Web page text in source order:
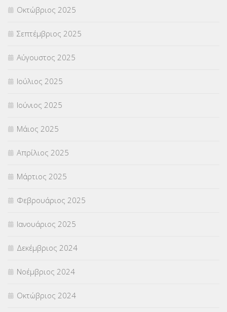
Οκτώβριος 2025
Σεπτέμβριος 2025
Αύγουστος 2025
Ιούλιος 2025
Ιούνιος 2025
Μάιος 2025
Απρίλιος 2025
Μάρτιος 2025
Φεβρουάριος 2025
Ιανουάριος 2025
Δεκέμβριος 2024
Νοέμβριος 2024
Οκτώβριος 2024